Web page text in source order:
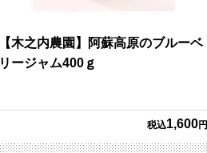
【木之内農園】阿蘇高原のブルーベ
リージャム400ｇ
税込1,600円